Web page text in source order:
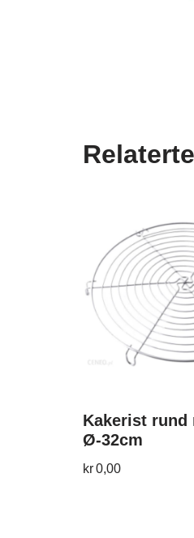
Kakerist rund
Ø-32cm
kr0,00